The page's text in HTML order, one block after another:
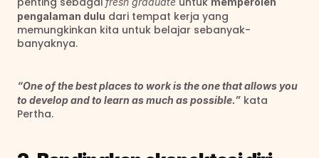
pengalaman dulu dari tempat kerja yang
memungkinkan kita untuk belajar sebanyak-
banyaknya.
“One of the best places to work is the one that allows you
to develop and to learn as much as possible.” kata
Pertha.